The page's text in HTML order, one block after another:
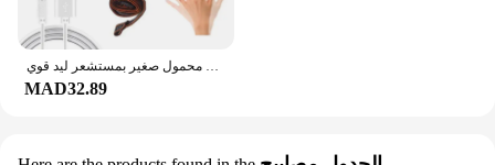
مصباح أمامي محمول صغير بمستشعر ليد قوي USB مصباح يدوي ليلي للصيد والتخييم مصابيح أمامية
MAD32.89